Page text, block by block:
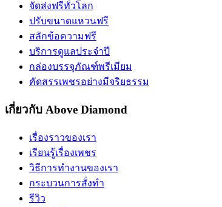
จัดส่งฟรีทั่วโลก
ปรับขนาดแหวนฟรี
สลักข้อความฟรี
บริการดูแลประจำปี
กล่องบรรจุภัณฑ์พรีเมียม
คัดสรรเพชรอย่างมีจริยธรรม
เกี่ยวกับ Above Diamond
เรื่องราวของเรา
เรียนรู้เรื่องเพชร
วิธีการทำงานของเรา
กระบวนการสั่งทำ
รีวิว